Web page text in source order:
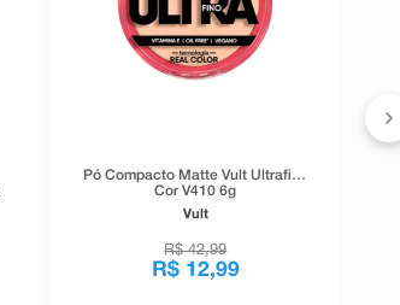
Pó Compacto Matte Vult Ultrafino
Cor V410 6g
Vult
R$ 42,99
R$ 12,99